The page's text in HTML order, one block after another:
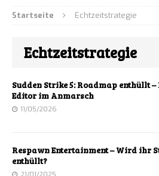
Startseite Echtzeitstrategie
Echtzeitstrategie
Sudden Strike 5: Roadmap enthüllt
Editor im Anmarsch
11/05/2026
Respawn Entertainment – Wird ihr
enthüllt?